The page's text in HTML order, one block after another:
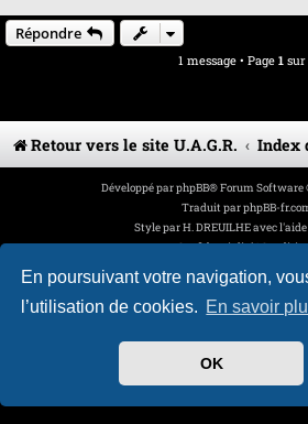
En poursuivant votre navigation,
l’utilisation de cookies. En savoir
OK
Répondre
1 message • Page 1 sur
Retour vers le site U.A.G.R. Index
Développé parphpBB® Forum Software
Traduit parphpBB-
Style parH. DREUILHE avec l'aide
Confidentialité|